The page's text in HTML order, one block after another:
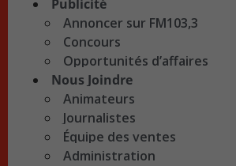
Publicité
Annoncer sur FM103,3
Concours
Opportunités d’affaires
Nous Joindre
Animateurs
Journalistes
Équipe des ventes
Administration